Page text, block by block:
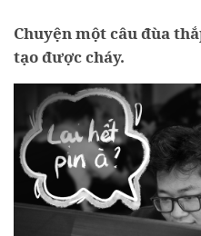
Chuyện một câu đùa
tạo được cháy.